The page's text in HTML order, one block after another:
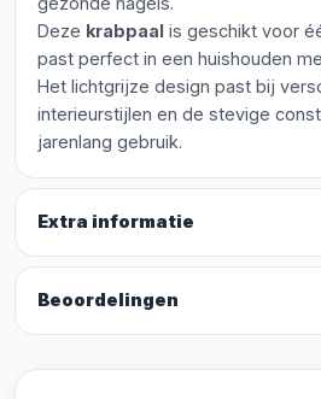
Deze krabpaal is geschikt voor
past perfect in een huishouden
Het lichtgrijze design past bij
interieurstijlen en de stevige
jarenlang gebruik.
Extra informatie
Beoordelingen